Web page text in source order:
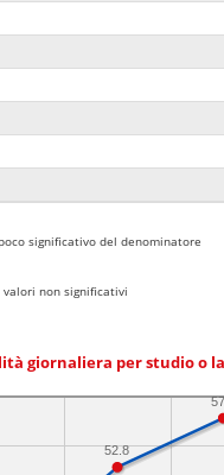
significativo del denominatore
valori non significativi
giornaliera per studio o
52.8